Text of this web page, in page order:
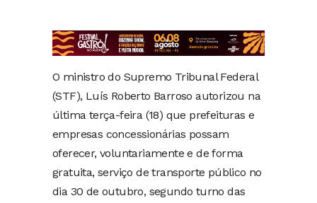
O ministro do Supremo Tribunal Federal
(STF), Luís Roberto Barroso autorizou na
última terça-feira (18) que prefeituras e
empresas concessionárias possam
oferecer, voluntariamente e de forma
gratuita, serviço de transporte público no
dia 30 de outubro, segundo turno das